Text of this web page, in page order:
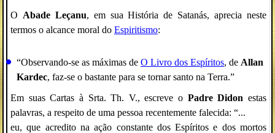
O Abade Leçanu, em sua História de Satanás, aprecia neste
termos o alcance moral do Espiritismo:
“Observando-se as máximas de O Livro dos Espíritos, de Allan
Kardec, faz-se o bastante para se tornar santo na Terra.”
Em suas Cartas à Srta. Th. V., escreve o Padre Didon estas
palavras, a respeito de uma pessoa recentemente falecida: “...
eu, que acredito na ação constante dos Espíritos e dos mortos